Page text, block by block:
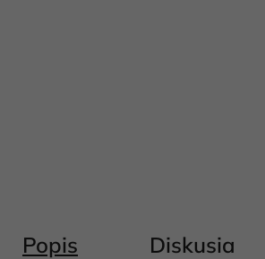
Popis Diskusia